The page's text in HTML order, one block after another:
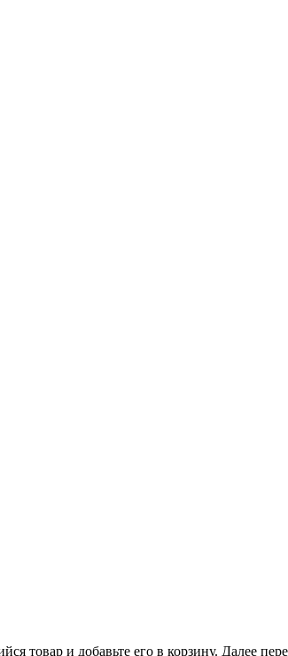
товар и добавьте его в корзину. Далее